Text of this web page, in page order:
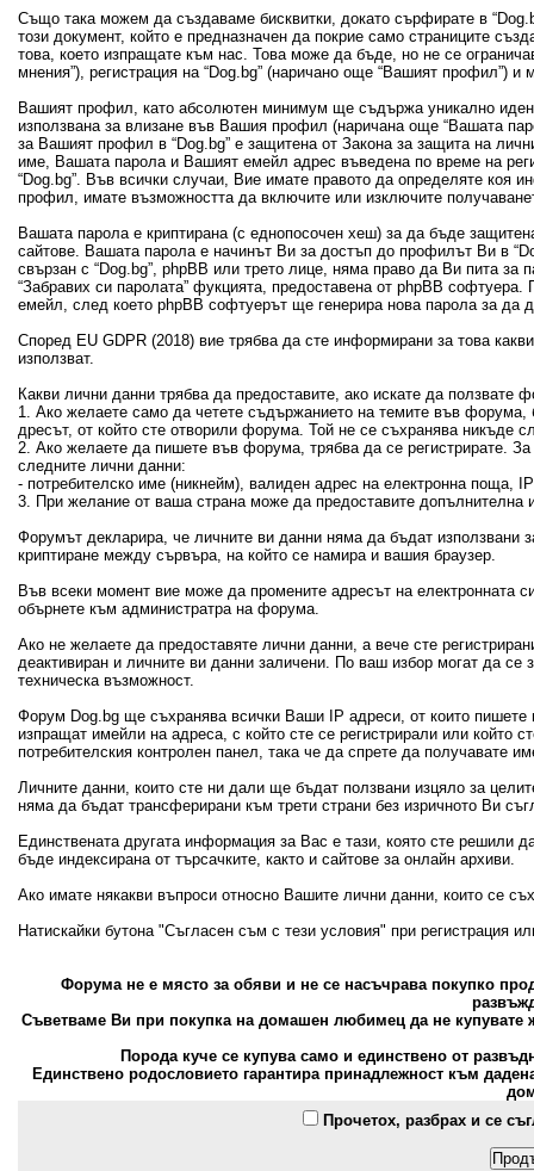
Също така можем да създаваме бисквитки, докато сърфирате в
този документ, който е предназначен да покрие само страниците
това, което изпращате към нас. Това може да бъде, но не се
мнения”), регистрация на “Dog.bg” (наричано още “Вашият профил”)
Вашият профил, като абсолютен минимум ще съдържа уникално
използвана за влизане във Вашия профил (наричана още “Вашата
за Вашият профил в “Dog.bg” е защитена от Закона за защита на
име, Вашата парола и Вашият емейл адрес въведена по време на
“Dog.bg”. Във всички случаи, Вие имате правото да определяте
профил, имате възможността да включите или изключите
Вашата парола е криптирана (с еднопосочен хеш) за да бъде
сайтове. Вашата парола е начинът Ви за достъп до профилът Ви в
свързан с “Dog.bg”, phpBB или трето лице, няма право да Ви пита
“Забравих си паролата” фукцията, предоставена от phpBB
емейл, след което phpBB софтуерът ще генерира нова парола за да
Според EU GDPR (2018) вие трябва да сте информирани за това
използват.
Какви лични данни трябва да предоставите, ако искате да ползвате
1. Ако желаете само да четете съдържанието на темите във
дресът, от който сте отворили форума. Той не се съхранява никъде
2. Ако желаете да пишете във форума, трябва да се регистрирате.
следните лични данни:
- потребителско име (никнейм), валиден адрес на електронна
3. При желание от ваша страна може да предоставите
Форумът декларира, че личните ви данни няма да бъдат използвани
криптиране между сървъра, на който се намира и вашия браузер.
Във всеки момент вие може да промените адресът на електронната
обърнете към администратра на форума.
Ако не желаете да предоставяте лични данни, а вече сте
деактивиран и личните ви данни заличени. По ваш избор могат да
техническа възможност.
Форум Dog.bg ще съхранява всички Ваши IP адреси, от които
изпращат имейли на адреса, с който сте се регистрирали или който
потребителския контролен панел, така че да спрете да получавате
Личните данни, които сте ни дали ще бъдат ползвани изцяло за
няма да бъдат трансферирани към трети страни без изричното Ви
Единствената другата информация за Вас е тази, която сте решили
бъде индексирана от търсачките, както и сайтове за онлайн архиви.
Ако имате някакви въпроси относно Вашите лични данни, които се
Натискайки бутона "Съгласен съм с тези условия" при
Форума не е място за обяви и не се насъчрава покупко
Съветваме Ви при покупка на домашен любимец да не купувате
Порода куче се купува само и единствено от
Единствено родословието гарантира принадлежност към
Прочетох, разбрах и се